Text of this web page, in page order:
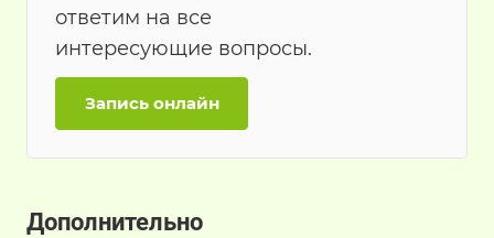
ответим на все
интересующие вопросы.
Запись онлайн
Дополнительно